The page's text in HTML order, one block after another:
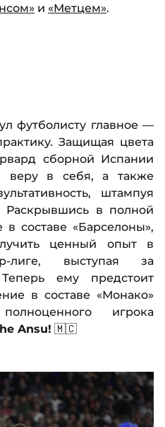
и «Метцем».
футболисту главное —
Защищая цвета
сборной Испании
веру в себя, а также
штампуя
в полной
составе «Барселоны»,
ценный опыт в
лиге, выступая за
ему предстоит
в составе «Монако»
игрока
Ansu! 🇲🇨